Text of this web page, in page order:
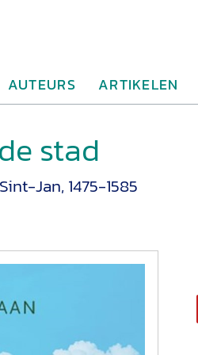
AUTEURS ARTIKELEN
stad
Jan, 1475-1585